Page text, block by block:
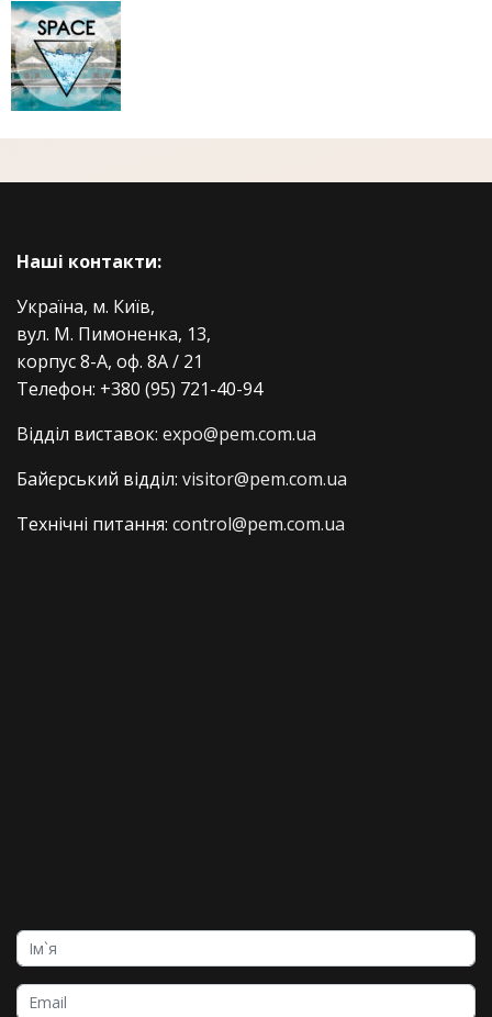
Наші контакти:
Україна, м. Київ,
вул. М. Пимоненка, 13,
корпус 8-А, оф. 8А / 21
Телефон: +380 (95) 721-40-94
Відділ виставок: expo@pem.com.ua
Байєрський відділ: visitor@pem.com.ua
Технічні питання: control@pem.com.ua